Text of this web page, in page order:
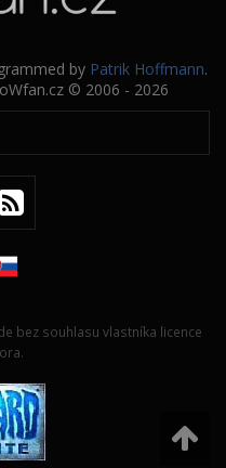
by Patrik Hoffmann.
© 2006 - 2026
bez souhlasu vlastníka licence